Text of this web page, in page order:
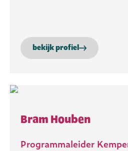
bekijk profiel
Bram Houben
Programmaleider